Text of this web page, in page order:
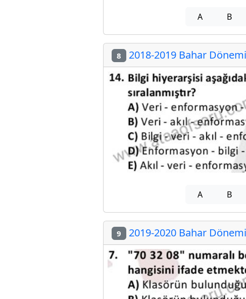
A B
8 2018-2019 Bahar Dönemi
A B
9 2019-2020 Bahar Dönemi